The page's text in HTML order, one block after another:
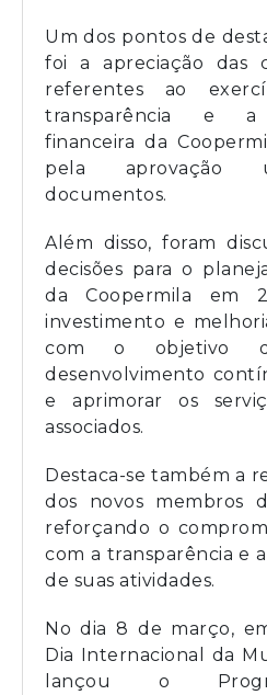
Um dos pontos de
foi a apreciação das
referentes ao
transparência e a
financeira da
pela aprovação
documentos.
Além disso, foram
decisões para o
da Coopermila em
investimento e
com o objetivo
desenvolvimento
e aprimorar os
associados.
Destaca-se também a
dos novos membros
reforçando o
com a transparência e
de suas atividades.
No dia 8 de março,
Dia Internacional da
lançou o